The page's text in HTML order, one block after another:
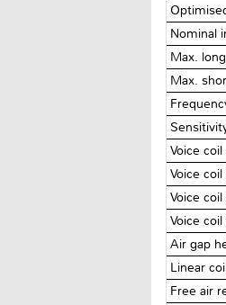
Nominal
Max.
Max.
Voice
Voice
Voice
Voice
Air gap
Linear
Free air